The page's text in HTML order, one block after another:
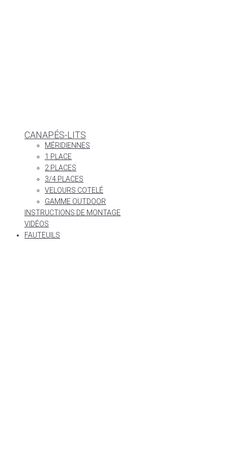
CANAPÉS-LITS
MÉRIDIENNES
1 PLACE
2 PLACES
3/4 PLACES
VELOURS COTELÉ
GAMME OUTDOOR
INSTRUCTIONS DE MONTAGE
VIDÉOS
FAUTEUILS